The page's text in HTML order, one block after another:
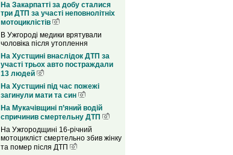
На Закарпатті за добу сталися
три ДТП за участі неповнолітніх
мотоциклістів
В Ужгороді медики врятували
чоловіка після утоплення
На Хустщині внаслідок ДТП за
участі трьох авто постраждали
13 людей
На Хустщині під час пожежі
загинули мати та син
На Мукачівщині п’яний водій
спричинив смертельну ДТП
На Ужгородщині 16-річний
мотоцикліст смертельно збив жінку
та помер після ДТП